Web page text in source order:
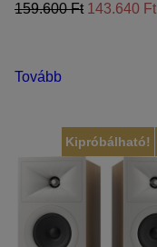
159.600 Ft 143.640 Ft
Tovább
Kipróbálható!